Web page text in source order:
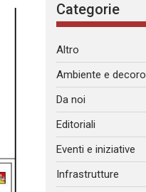
Categorie
Altro
Ambiente e decoro
Da noi
Editoriali
Eventi e iniziative
Infrastrutture